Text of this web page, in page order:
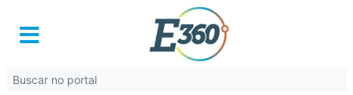
UEG publica edital de
aproveitamento de vagas pelo